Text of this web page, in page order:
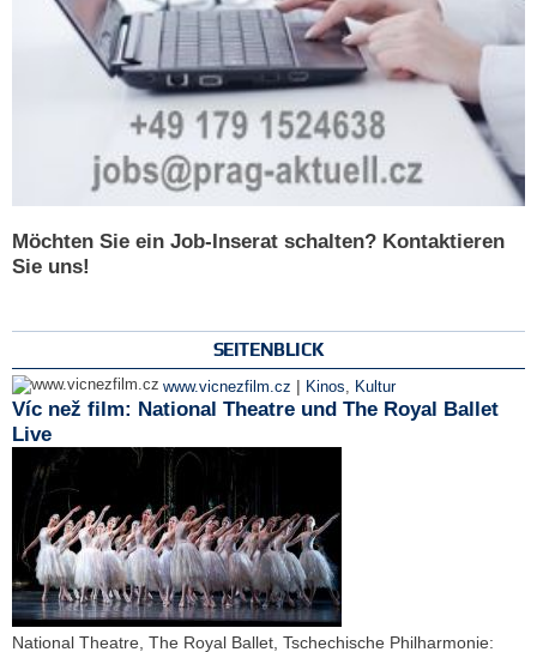
Möchten Sie ein Job-Inserat schalten? Kontaktieren
Sie uns!
SEITENBLICK
www.vicnezfilm.cz | Kinos, Kultur
Víc než film: National Theatre und The Royal Ballet
Live
National Theatre, The Royal Ballet, Tschechische Philharmonie: